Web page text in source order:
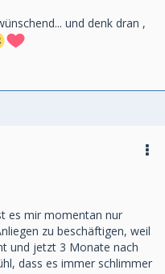
und denk dran ,
es mir momentan nur
zu beschäftigen, weil
und jetzt 3 Monate nach
dass es immer schlimmer